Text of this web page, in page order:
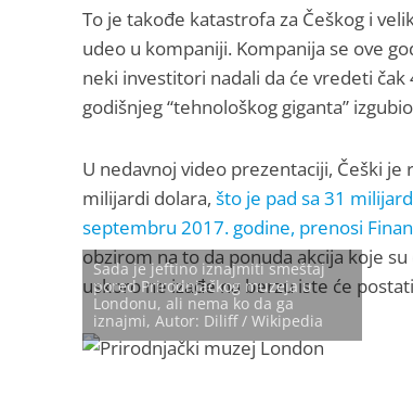
To je takođe katastrofa za Češkog i
udeo u kompaniji. Kompanija se ove
neki investitori nadali da će vredeti
godišnjeg “tehnološkog giganta”
U nedavnoj video prezentaciji, Češki
milijardi dolara, što je pad sa 31
septembru 2017. godine, prenosi
obzirom na to da ponuda akcija koje
uskoro ne izađe na berzu iste će
Sada je jeftino iznajmiti smeštaj
pored Prirodnjačkog muzeja u
Londonu, ali nema ko da ga
iznajmi, Аutоr: Diliff / Wikipedia